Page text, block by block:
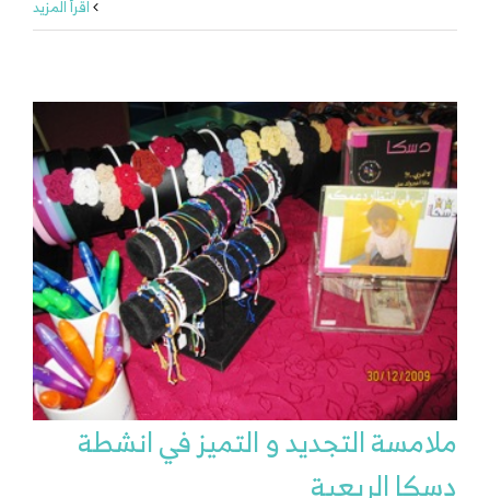
ملامسة التجديد و التميز في انشطة
دسكا الريعية